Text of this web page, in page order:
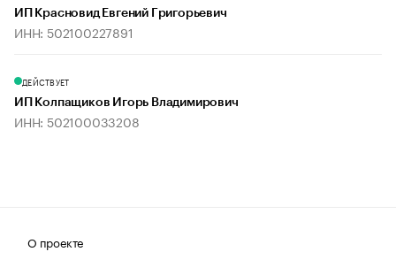
ИП Красновид Евгений Григорьевич
ИНН: 502100227891
ДЕЙСТВУЕТ
ИП Колпащиков Игорь Владимирович
ИНН: 502100033208
О проекте